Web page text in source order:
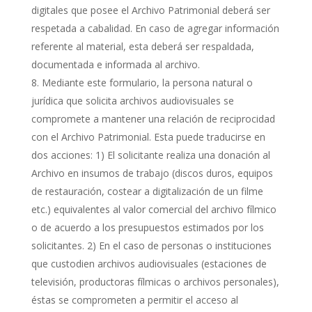
digitales que posee el Archivo Patrimonial deberá ser
respetada a cabalidad. En caso de agregar información
referente al material, esta deberá ser respaldada,
documentada e informada al archivo.
Mediante este formulario, la persona natural o
jurídica que solicita archivos audiovisuales se
compromete a mantener una relación de reciprocidad
con el Archivo Patrimonial. Esta puede traducirse en
dos acciones: 1) El solicitante realiza una donación al
Archivo en insumos de trabajo (discos duros, equipos
de restauración, costear a digitalización de un filme
etc.) equivalentes al valor comercial del archivo fílmico
o de acuerdo a los presupuestos estimados por los
solicitantes. 2) En el caso de personas o instituciones
que custodien archivos audiovisuales (estaciones de
televisión, productoras fílmicas o archivos personales),
éstas se comprometen a permitir el acceso al